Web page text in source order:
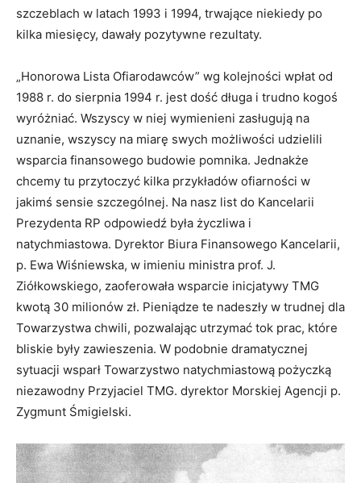
szczeblach w latach 1993 i 1994, trwające niekiedy po
kilka miesięcy, dawały pozytywne rezultaty.
„Honorowa Lista Ofiarodawców” wg kolejności wpłat od
1988 r. do sierpnia 1994 r. jest dość długa i trudno kogoś
wyróżniać. Wszyscy w niej wymienieni zasługują na
uznanie, wszyscy na miarę swych możliwości udzielili
wsparcia finansowego budowie pomnika. Jednakże
chcemy tu przytoczyć kilka przykładów ofiarności w
jakimś sensie szczególnej. Na nasz list do Kancelarii
Prezydenta RP odpowiedź była życzliwa i
natychmiastowa. Dyrektor Biura Finansowego Kancelarii,
p. Ewa Wiśniewska, w imieniu ministra prof. J.
Ziółkowskiego, zaoferowała wsparcie inicjatywy TMG
kwotą 30 milionów zł. Pieniądze te nadeszły w trudnej dla
Towarzystwa chwili, pozwalając utrzymać tok prac, które
bliskie były zawieszenia. W podobnie dramatycznej
sytuacji wsparł Towarzystwo natychmiastową pożyczką
niezawodny Przyjaciel TMG. dyrektor Morskiej Agencji p.
Zygmunt Śmigielski.